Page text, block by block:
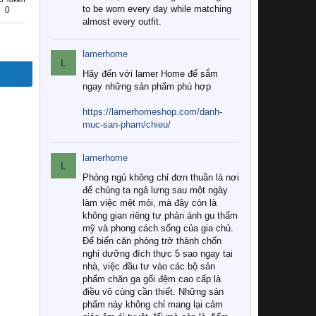
0
to be worn every day while matching
almost every outfit.
L
lamerhome
Hãy đến với lamer Home để sắm
ngay những sản phẩm phù hợp
https://lamerhomeshop.com/danh-
muc-san-pham/chieu/
L
lamerhome
Phòng ngủ không chỉ đơn thuần là nơi
để chúng ta ngả lưng sau một ngày
làm việc mệt mỏi, mà đây còn là
không gian riêng tư phản ánh gu thẩm
mỹ và phong cách sống của gia chủ.
Để biến căn phòng trở thành chốn
nghỉ dưỡng đích thực 5 sao ngay tại
nhà, việc đầu tư vào các bộ sản
phẩm chăn ga gối đệm cao cấp là
điều vô cùng cần thiết. Những sản
phẩm này không chỉ mang lại cảm